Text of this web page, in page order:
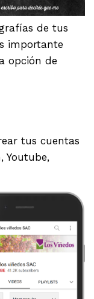
de tus
importante
opción de
tus cuentas
Youtube,